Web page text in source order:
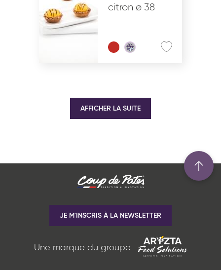
citron ø 38
AFFICHER LA SUITE
JE M'INSCRIS À LA NEWSLETTER
Une marque du groupe